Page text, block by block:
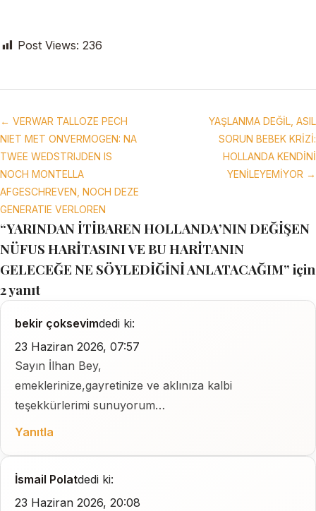
Post Views: 236
← VERWAR TALLOZE PECH
NIET MET ONVERMOGEN: NA
TWEE WEDSTRIJDEN IS
NOCH MONTELLA
AFGESCHREVEN, NOCH DEZE
GENERATIE VERLOREN
YAŞLANMA DEĞİL, ASIL
SORUN BEBEK KRİZİ:
HOLLANDA KENDİNİ
YENİLEYEMİYOR →
“YARINDAN İTİBAREN HOLLANDA’NIN DEĞİŞEN
NÜFUS HARİTASINI VE BU HARİTANIN
GELECEĞE NE SÖYLEDİĞİNİ ANLATACAĞIM” için
2 yanıt
bekir çoksevimdedi ki:
23 Haziran 2026, 07:57
Sayın İlhan Bey,
emeklerinize,gayretinize ve aklınıza kalbi
teşekkürlerimi sunuyorum…
Yanıtla
İsmail Polatdedi ki:
23 Haziran 2026, 20:08